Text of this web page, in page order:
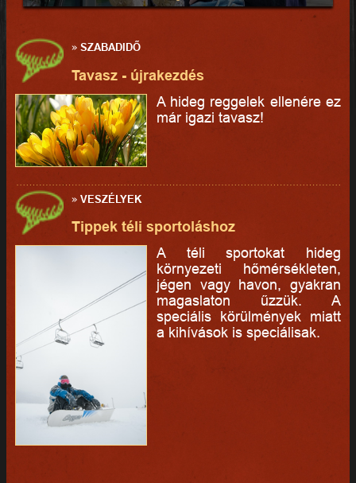
»SZABADIDŐ
Tavasz - újrakezdés
A hideg reggelek ellenére ez
már igazi tavasz!
»VESZÉLYEK
Tippek téli sportoláshoz
A téli sportokat hideg
környezeti hőmérsékleten,
jégen vagy havon, gyakran
magaslaton űzzük. A
speciális körülmények miatt
a kihívások is speciálisak.